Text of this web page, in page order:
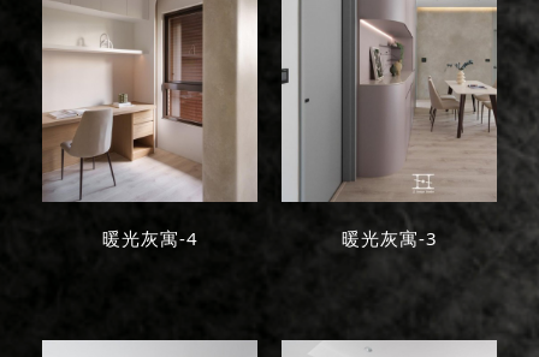
暖光灰寓-4 暖光灰寓-3